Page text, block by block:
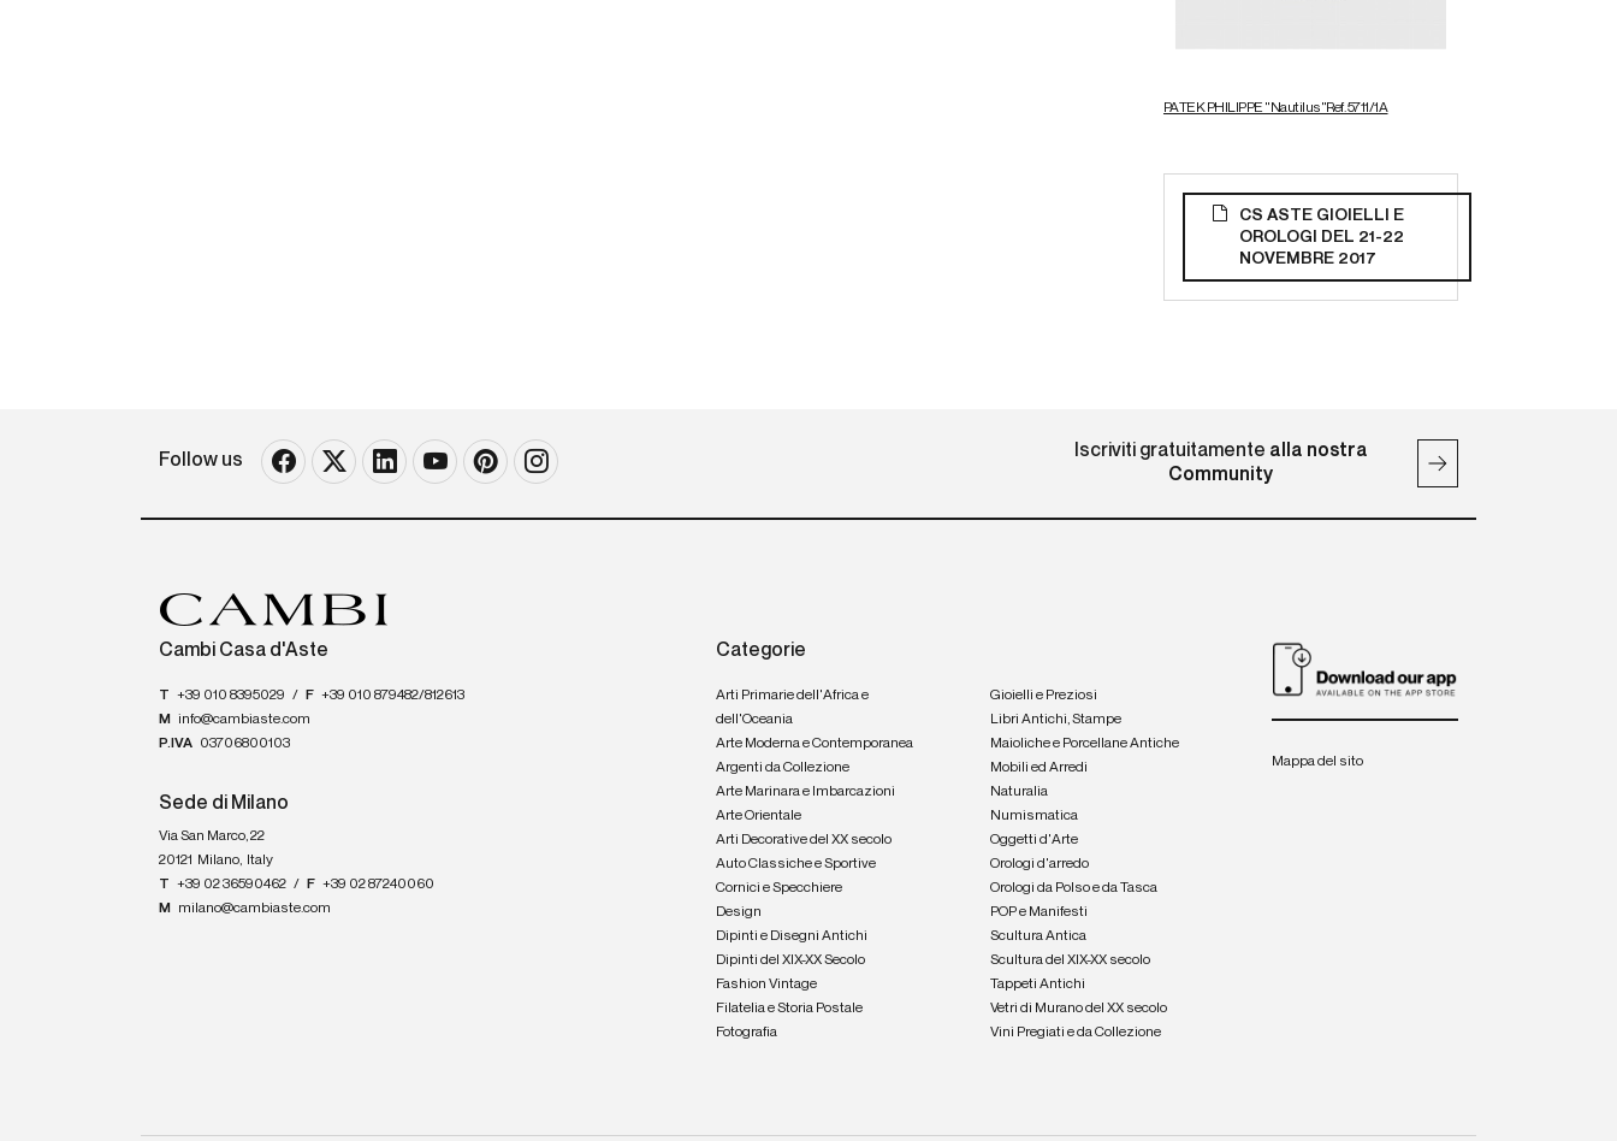
PATEK PHILIPPE "Nautilus"Ref. 5711/1A
CS ASTE GIOIELLI E
OROLOGI DEL 21-22
NOVEMBRE 2017
Follow us Iscriviti gratuitamente alla nostra
Community
Cambi Casa d'Aste
T +39 010 8395029 / F +39 010 879482/812613
M
info@cambiaste.com
P.IVA 03706800103
Sede di Milano
Via San Marco, 22
20121 Milano, Italy
T +39 02 36590462 / F +39 02 87240060
M
milano@cambiaste.com
Categorie
Arti Primarie dell'Africa e
dell'Oceania
Arte Moderna e Contemporanea
Argenti da Collezione
Arte Marinara e Imbarcazioni
Arte Orientale
Arti Decorative del XX secolo
Auto Classiche e Sportive
Cornici e Specchiere
Design
Dipinti e Disegni Antichi
Dipinti del XIX-XX Secolo
Fashion Vintage
Filatelia e Storia Postale
Fotografia
Gioielli e Preziosi
Libri Antichi, Stampe
Maioliche e Porcellane Antiche
Mobili ed Arredi
Naturalia
Numismatica
Oggetti d'Arte
Orologi d'arredo
Orologi da Polso e da Tasca
POP e Manifesti
Scultura Antica
Scultura del XIX-XX secolo
Tappeti Antichi
Vetri di Murano del XX secolo
Vini Pregiati e da Collezione
Mappa del sito